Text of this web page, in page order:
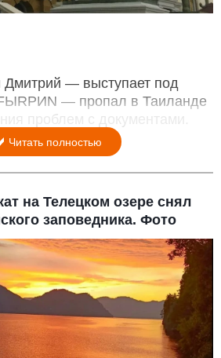
Дмитрий — выступает под
— пропал в Таиланде
проблем с документами.
Читать полностью
на Телецком озере снял
заповедника. Фото